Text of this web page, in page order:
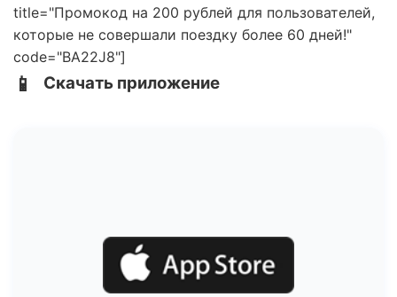
title="Промокод на 200 рублей для пользователей,
которые не совершали поездку более 60 дней!"
code="BA22J8"]
📱 Скачать приложение